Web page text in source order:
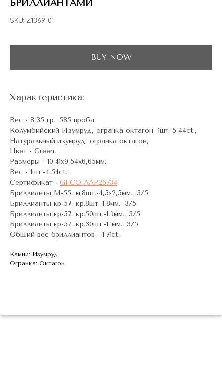
БРИЛЛИАНТАМИ
SKU: Z1369-01
BUY NOW
Характеристика:
Вес - 8,35 гр., 585 проба
Колумбийский Изумруд, огранка октагон, 1шт.-5,44ct.,
Натуральный изумруд, огранка октагон,
Цвет - Green,
Размеры - 10,41х9,54х6,65мм.,
Вес - 1шт.-4,54ct.,
Сертификат - GFCO AAP26734
Бриллианты М-55, м.8шт.-4,5х2,5мм., 3/5
Бриллианты кр-57, кр.8шт.-1,8мм., 3/5
Бриллианты кр-57, кр.50шт.-1,0мм., 3/5
Бриллианты кр-57, кр.30шт.-1,1мм., 3/5
Общий вес бриллиантов - 1,71ct.
Камни: Изумруд
Огранка: Октагон